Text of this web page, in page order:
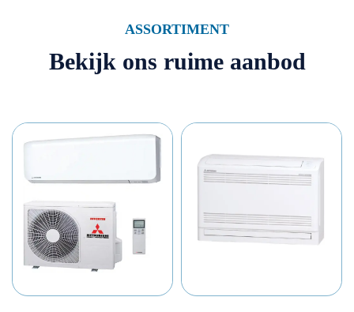
ASSORTIMENT
Bekijk ons ruime aanbod